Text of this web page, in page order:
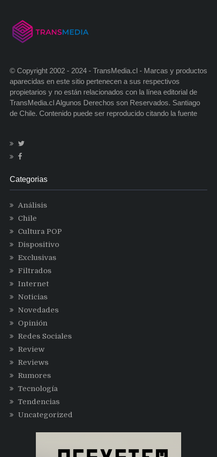
© Copyright 2002 - 2024 - TransMedia.cl - Marcas y productos
aparecidas en este sitio pertenecen a sus respectivos
propietarios y no están relacionados con la línea editorial de
TransMedia.cl Algunos Derechos son Reservados. Santiago
de Chile. Contenido puede ser reproducido citando la fuente
Categorias
Análisis
Chile
Cultura POP
Dispositivo
Exclusivas
Filtrados
Internet
Noticias
Novedades
Opinión
Redes Sociales
Review
Reviews
Rumores
Tecnología
Tendencias
Uncategorized